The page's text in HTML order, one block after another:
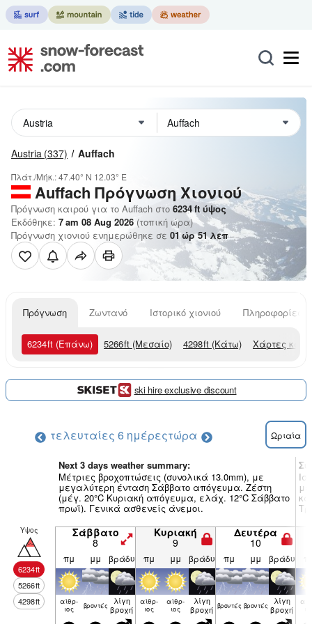
Austria (337) Auffach
Πλάτ./Μήκ.:47.40° N 12.03° E
Auffach Πρόγνωση Χιονιού
Πρόγνωση καιρού για το Auffach στο 6234ft ύψος
Εκδόθηκε: 7 am 08 Aug 2026 (τοπική ώρα)
Πρόγνωση χιονιού ενημερώθηκε σε 01ώρ51λεπ
Πρόγνωση Ζωντανό Ιστορικό χιονιού Πληροφορίες
6234ft (Επάνω) 5266ft (Μεσαίο) 4298ft (Κάτω) Χάρτες
ski hire exclusive discount
τελευταίες 6 ημέρεςτώρα Ωριαία
Next 3 days weather summary:
Μέτριες βροχοπτώσεις (συνολικά 13.0mm), με
μεγαλύτερη ένταση Σάββατο απόγευμα. Ζέστη
(μέγ. 20°C Κυριακή απόγευμα, ελάχ. 12°C Σάββατο
πρωΐ). Γενικά ασθενείς άνεμοι.
Υψος
6234ft
5266ft
4298ft
Σάββατο
8
Κυριακή
9
Δευτέρα
10
πμ μμ βράδυ πμ μμ βράδυ πμ μμ βράδυ
αίθρ­
ιος βρον­τές λίγη
βροχή
αίθρ­
ιος
αίθρ­
ιος
λίγη
βροχή βρον­τές βρον­τές λίγη
βροχή